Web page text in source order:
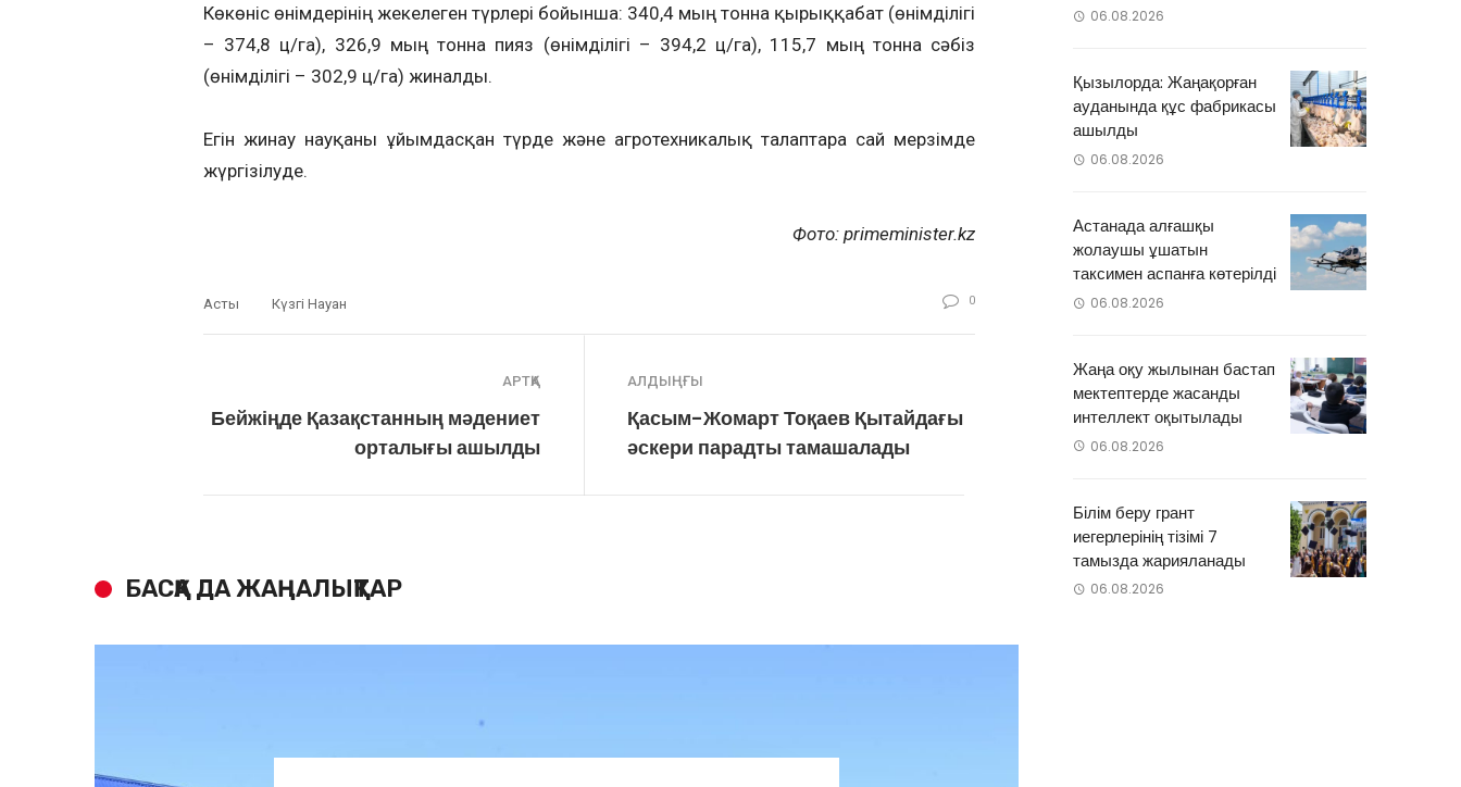
Көкөніс өнімдерінің жекелеген түрлері бойынша: 340,4 мың тонна қырыққабат (өнімділігі
– 374,8 ц/га), 326,9 мың тонна пияз (өнімділігі – 394,2 ц/га), 115,7 мың тонна сәбіз
(өнімділігі – 302,9 ц/га) жиналды.
Егін жинау науқаны ұйымдасқан түрде және агротехникалық талаптарға сай мерзімде
жүргізілуде.
Фото: primeminister.kz
Астық Күзгі Науқан 0
АРТҚА
Бейжіңде Қазақстанның мәдениет
орталығы ашылды
АЛДЫҢҒЫ
Қасым-Жомарт Тоқаев Қытайдағы
әскери парадты тамашалады
БАСҚА ДА ЖАҢАЛЫҚТАР
06.08.2026
Қызылорда: Жаңақорған
ауданында құс фабрикасы
ашылды
06.08.2026
Астанада алғашқы
жолаушы ұшатын
таксимен аспанға көтерілді
06.08.2026
Жаңа оқу жылынан бастап
мектептерде жасанды
интеллект оқытылады
06.08.2026
Білім беру грант
иегерлерінің тізімі 7
тамызда жарияланады
06.08.2026